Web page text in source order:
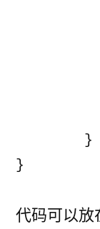
代码可以放